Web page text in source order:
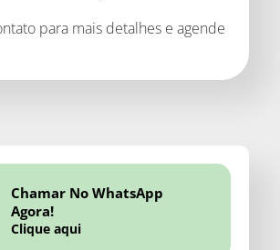
para mais detalhes e agende
Chamar No WhatsApp
Agora!
Clique aqui